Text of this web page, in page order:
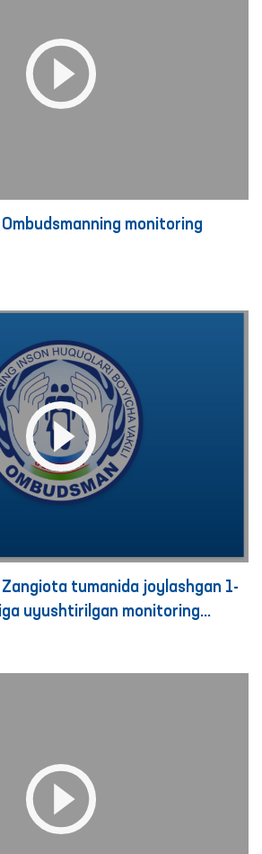
monitoring
tumanida joylashgan 1-
uyushtirilgan monitoring